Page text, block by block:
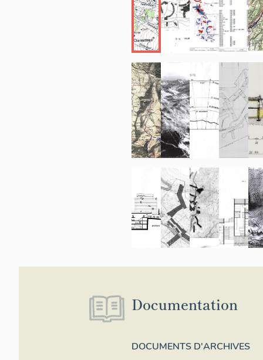
présence
permettant
autonomes :
malgré le
voisin.
1967, les
la réalisation
- Pour le
au
longues
avec des
immeubles
commercial,
dates
sur des
piétonnier de
généralement
Documentation
DOCUMENTS D'ARCHIVES